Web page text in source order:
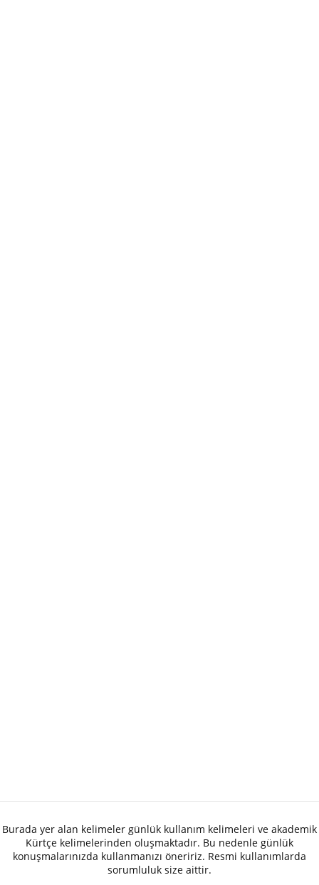
Burada yer alan kelimeler günlük kullanım kelimeleri ve akademik
Kürtçe kelimelerinden oluşmaktadır. Bu nedenle günlük
konuşmalarınızda kullanmanızı öneririz. Resmi kullanımlarda
sorumluluk size aittir.